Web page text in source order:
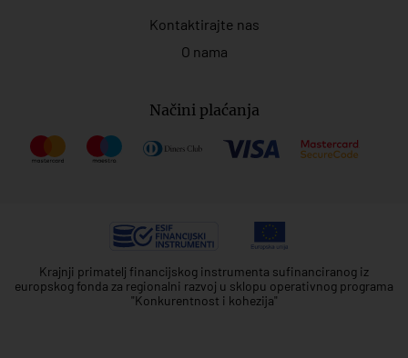
Kontaktirajte nas
O nama
Načini plaćanja
Krajnji primatelj financijskog instrumenta sufinanciranog iz
europskog fonda za regionalni razvoj u sklopu operativnog programa
"Konkurentnost i kohezija"